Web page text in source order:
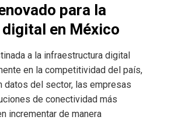
para la
en México
a la infraestructura digital
en la competitividad del país,
datos del sector, las empresas
de conectividad más
incrementar de manera